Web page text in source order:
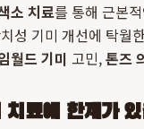
소 치료를 통해 근본
성 기미 개선에 탁월
월드 기미 고민,톤즈
료에 한계가